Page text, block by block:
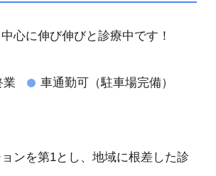
心に伸び伸びと診療中です！
業
車通勤可（駐車場完備）
ンを第1とし、地域に根差した診